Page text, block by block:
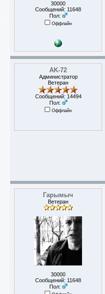
30000
Сообщений: 11648
Пол:
Оффлайн
AK-72
Администратор
Ветеран
Сообщений: 14494
Пол:
Оффлайн
Гарымыч
Ветеран
30000
Сообщений: 11648
Пол: